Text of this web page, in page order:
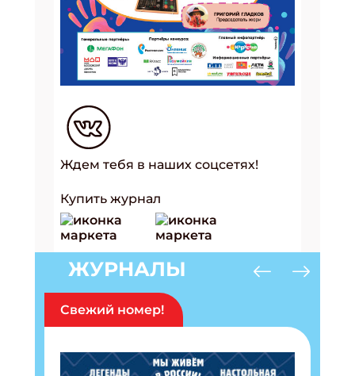
Ждем тебя в наших соцсетях!
Купить журнал
ЖУРНАЛЫ
Свежий номер!